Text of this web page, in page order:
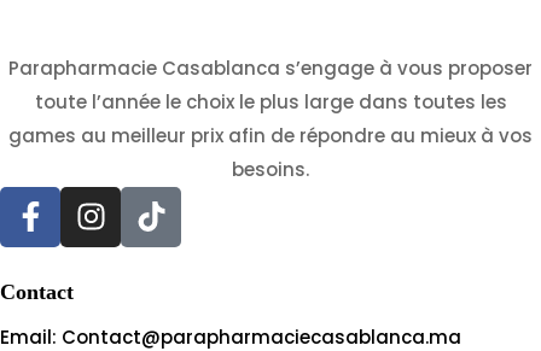
Parapharmacie Casablanca s’engage à vous proposer
toute l’année le choix le plus large dans toutes les
games au meilleur prix afin de répondre au mieux à vos
besoins.
Contact
Email: Contact@parapharmaciecasablanca.ma